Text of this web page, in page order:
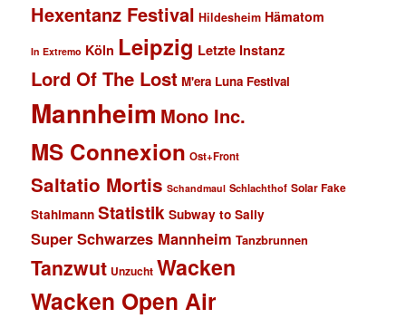
Hexentanz Festival Hildesheim Hämatom
In Extremo Köln Leipzig Letzte Instanz
Lord Of The Lost M'era Luna Festival
Mannheim Mono Inc.
MS Connexion Ost+Front
Saltatio Mortis Schandmaul Schlachthof Solar Fake
Stahlmann Statistik Subway to Sally
Super Schwarzes Mannheim Tanzbrunnen
Tanzwut Unzucht Wacken
Wacken Open Air